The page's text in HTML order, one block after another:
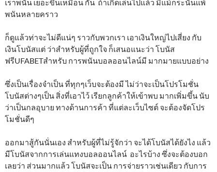
เราพนัน เยอะขึ้นเหมือน กัน ถ้าเกิดเล่นไปแล้ว มีแม้กระนั้นแพ้
พนันหลายคราว
ก็ดูแล้วท่าจะไม่ดีแน่ๆ ราวกับพวกเรา เอาเงินใหญ่ไปเสี่ยง กับ
เงินโบนัสแต่ ว่าสำหรับผู้ที่ถูกใจ ก็เสนอแนะว่า โบนัส
ฟรีUFABETสำหรับ การพนันบอลออนไลน์มี มากมายแบบอย่าง
ซึ่งเป็นเรื่องจำเป็น ที่ทุกๆเว็บจะต้องมี ไม่ว่าจะเป็นโปรโมชั่น
โบนัสต่างๆเป็น สิ่งที่เอาไว้ เรียกลูกค้าให้เข้าพบ มากเพิ่มขึ้น นับ
ว่าเป็นกลอุบาย ทางด้านการค้า ที่แต่ละเว็บไซต์ จะต้องจัดโปร
โมชั่นดีๆ
ออกมาสู้กันนั่นเอง สำหรับผู้ที่ไม่รู้จักว่า จะได้โบนัสได้ยังไง แล้ว
มีโบนัสจากการเล่นแทงบอลออนไลน์ อะไรบ้าง ซึ่งจะต้องบอก
เลยว่า ส่วนมากแล้ว โบนัสจะเป็น การจ่ายราวเช่นเดียว กับการ